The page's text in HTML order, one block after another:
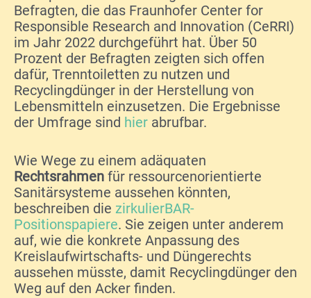
Befragten, die das Fraunhofer Center for
Responsible Research and Innovation (CeRRI)
im Jahr 2022 durchgeführt hat. Über 50
Prozent der Befragten zeigten sich offen
dafür, Trenntoiletten zu nutzen und
Recyclingdünger in der Herstellung von
Lebensmitteln einzusetzen. Die Ergebnisse
der Umfrage sind hier abrufbar.
Wie Wege zu einem adäquaten
Rechtsrahmen für ressourcenorientierte
Sanitärsysteme aussehen könnten,
beschreiben die zirkulierBAR-
Positionspapiere. Sie zeigen unter anderem
auf, wie die konkrete Anpassung des
Kreislaufwirtschafts- und Düngerechts
aussehen müsste, damit Recyclingdünger den
Weg auf den Acker finden.